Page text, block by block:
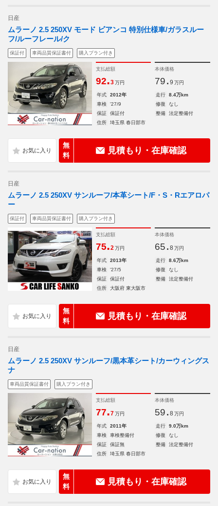
日産
ムラーノ 2.5 250XV モード ビアンコ 特別仕様車/ガラスルー
フ/ルーフレール/ク
保証付 車両品質保証書付 購入プラン付き
支払総額
92.3 万円
本体価格
79. 9 万円
年式 2012年 走行
8.4万km
車検
'27/9 修復
なし
保証
保証付 整備
法定整備付
住所
埼玉県 春日部市
無
料
見積もり・在庫確認
日産
ムラーノ 2.5 250XV サンルーフ/本革シート/F・S・Rエアロパ
ー
保証付 車両品質保証書付 購入プラン付き
支払総額
75.2 万円
本体価格
65. 8 万円
年式 2013年 走行
8.6万km
車検
'27/5 修復
なし
保証
保証付 整備
法定整備付
住所
大阪府 東大阪市
無
料
見積もり・在庫確認
日産
ムラーノ 2.5 250XV サンルーフ/黒本革シート/カーウィングス
ナ
車両品質保証書付 購入プラン付き
支払総額
77.7 万円
本体価格
59. 8 万円
年式 2011年 走行
9.0万km
車検
車検整備付 修復
なし
保証
保証無 整備
法定整備付
住所
埼玉県 春日部市
無
料
見積もり・在庫確認